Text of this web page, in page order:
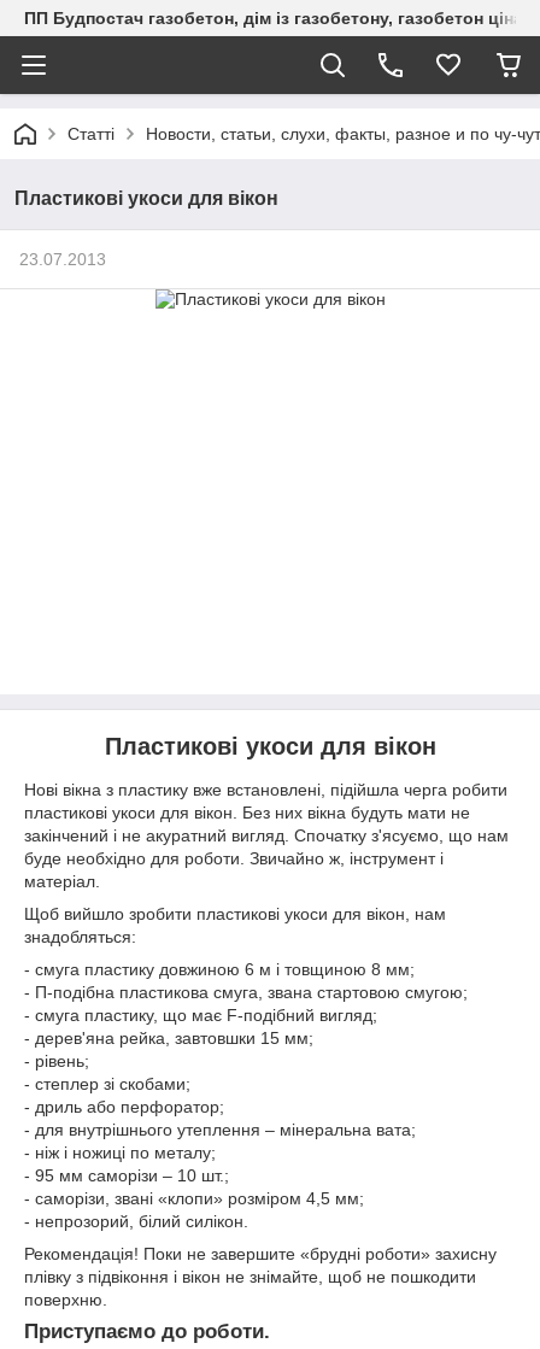
ПП Будпостач газобетон, дім із газобетону, газобетон
Статті Новости, статьи, слухи, факты, разное и по чу-
Пластикові укоси для вікон
23.07.2013
Пластикові укоси для вікон
Нові вікна з пластику вже встановлені, підійшла черга робити
пластикові укоси для вікон. Без них вікна будуть мати не
закінчений і не акуратний вигляд. Спочатку з'ясуємо, що нам
буде необхідно для роботи. Звичайно ж, інструмент і
матеріал.
Щоб вийшло зробити пластикові укоси для вікон, нам
знадобляться:
- смуга пластику довжиною 6 м і товщиною 8 мм;
- П-подібна пластикова смуга, звана стартовою смугою;
- смуга пластику, що має F-подібний вигляд;
- дерев'яна рейка, завтовшки 15 мм;
- рівень;
- степлер зі скобами;
- дриль або перфоратор;
- для внутрішнього утеплення – мінеральна вата;
- ніж і ножиці по металу;
- 95 мм саморізи – 10 шт.;
- саморізи, звані «клопи» розміром 4,5 мм;
- непрозорий, білий силікон.
Рекомендація! Поки не завершите «брудні роботи» захисну
плівку з підвіконня і вікон не знімайте, щоб не пошкодити
поверхню.
Приступаємо до роботи.